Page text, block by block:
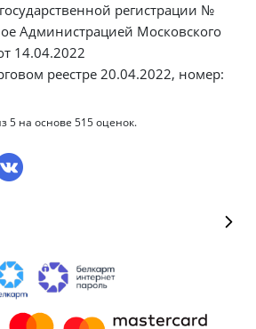
регистрации №
Администрацией Московского
14.04.2022
реестре 20.04.2022, номер:
5 на основе 515оценок.